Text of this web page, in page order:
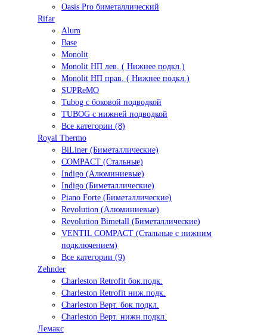
Oasis Pro биметаллический
Rifar
Alum
Base
Monolit
Monolit НП лев. ( Нижнее подкл.)
Monolit НП прав. ( Нижнее подкл.)
SUPReMO
Tubog с боковой подводкой
TUBOG с нижней подводкой
Все категории (8)
Royal Thermo
BiLiner (Биметаллические)
COMPACT (Стальные)
Indigo (Алюминиевые)
Indigo (Биметаллические)
Piano Forte (Биметаллические)
Revolution (Алюминиевые)
Revolution Bimetall (Биметаллические)
VENTIL COMPACT (Стальные с нижним
подключением)
Все категории (9)
Zehnder
Charleston Retrofit бок.подк.
Charleston Retrofit ниж.подк.
Charleston Верт. бок.подкл.
Charleston Верт. нижн.подкл.
Лемакс